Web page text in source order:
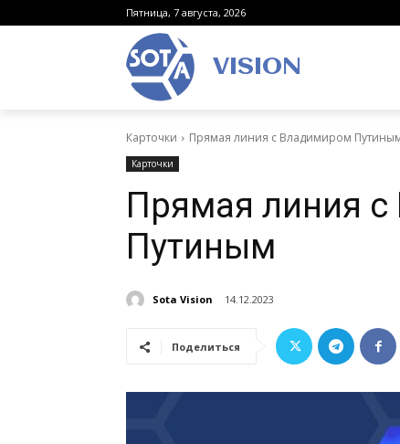
Пятница, 7 августа, 2026
VISION
Карточки Прямая линия с Владимиром
Карточки
Прямая линия
Путиным
Sota Vision 14.12.2023
Поделиться